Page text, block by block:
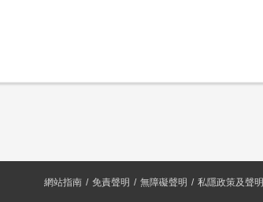
網站指南 免責聲明 無障礙聲明 私隱政策及聲明